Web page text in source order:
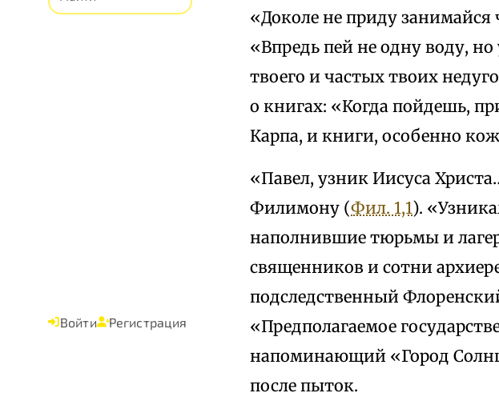
Войти Регистрация
«Доколе не приду
«Впредь пей не одну воду,
твоего и частых твоих
о книгах: «Когда пойдешь,
Карпа, и книги, особенно
«Павел, узник Иисуса
Филимону (Фил. 1,1).
наполнившие тюрьмы и
священников и сотни
подследственный
«Предполагаемое
напоминающий «Город
после пыток.